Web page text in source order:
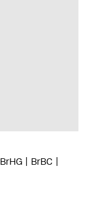
BrHG
BrBC